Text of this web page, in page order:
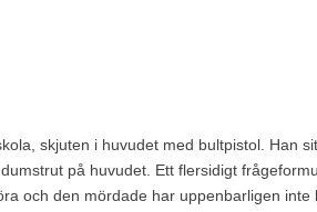
skjuten i huvudet med bultpistol. Han
på huvudet. Ett flersidigt
och den mördade har uppenbarligen inte